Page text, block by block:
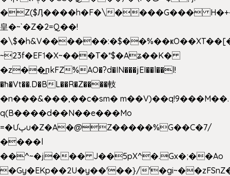
�Z($Ӆ����h�F�\����G���
皇�~`�Z�2=Q��!
~23f�EF˦�X~���T�*$�Aʑ��K�
�z��͟пkFZ%AO�?d�IN���jEI��l��l!
�ħ�Vt��.D�BL��R�Z����䡋
�n���&���,��c�sm� m��V)��q!9���M��.
q(B����d��N��e���Mo
=�Ưپu�Z�A�@Z�����%G��C�7/
����l
��^~�j��� J��5pX^�.Gx�;��Ao
�Gy�EKp��2U�y��'��}/